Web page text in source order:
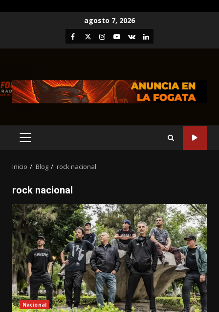
agosto 7, 2026
Facebook
TwitterInstagram
Youtube
VK LinkedIn
MENÚ
Inicio Blog rock nacional
rock nacional
Nacional